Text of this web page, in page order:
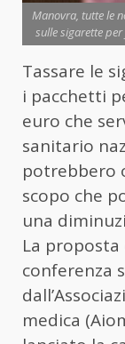
Manovra, tutte le
sulle sigarette
Tassare le
i pacchetti
euro che
sanitario
potrebbero
scopo che
una
La
conferenza
medica